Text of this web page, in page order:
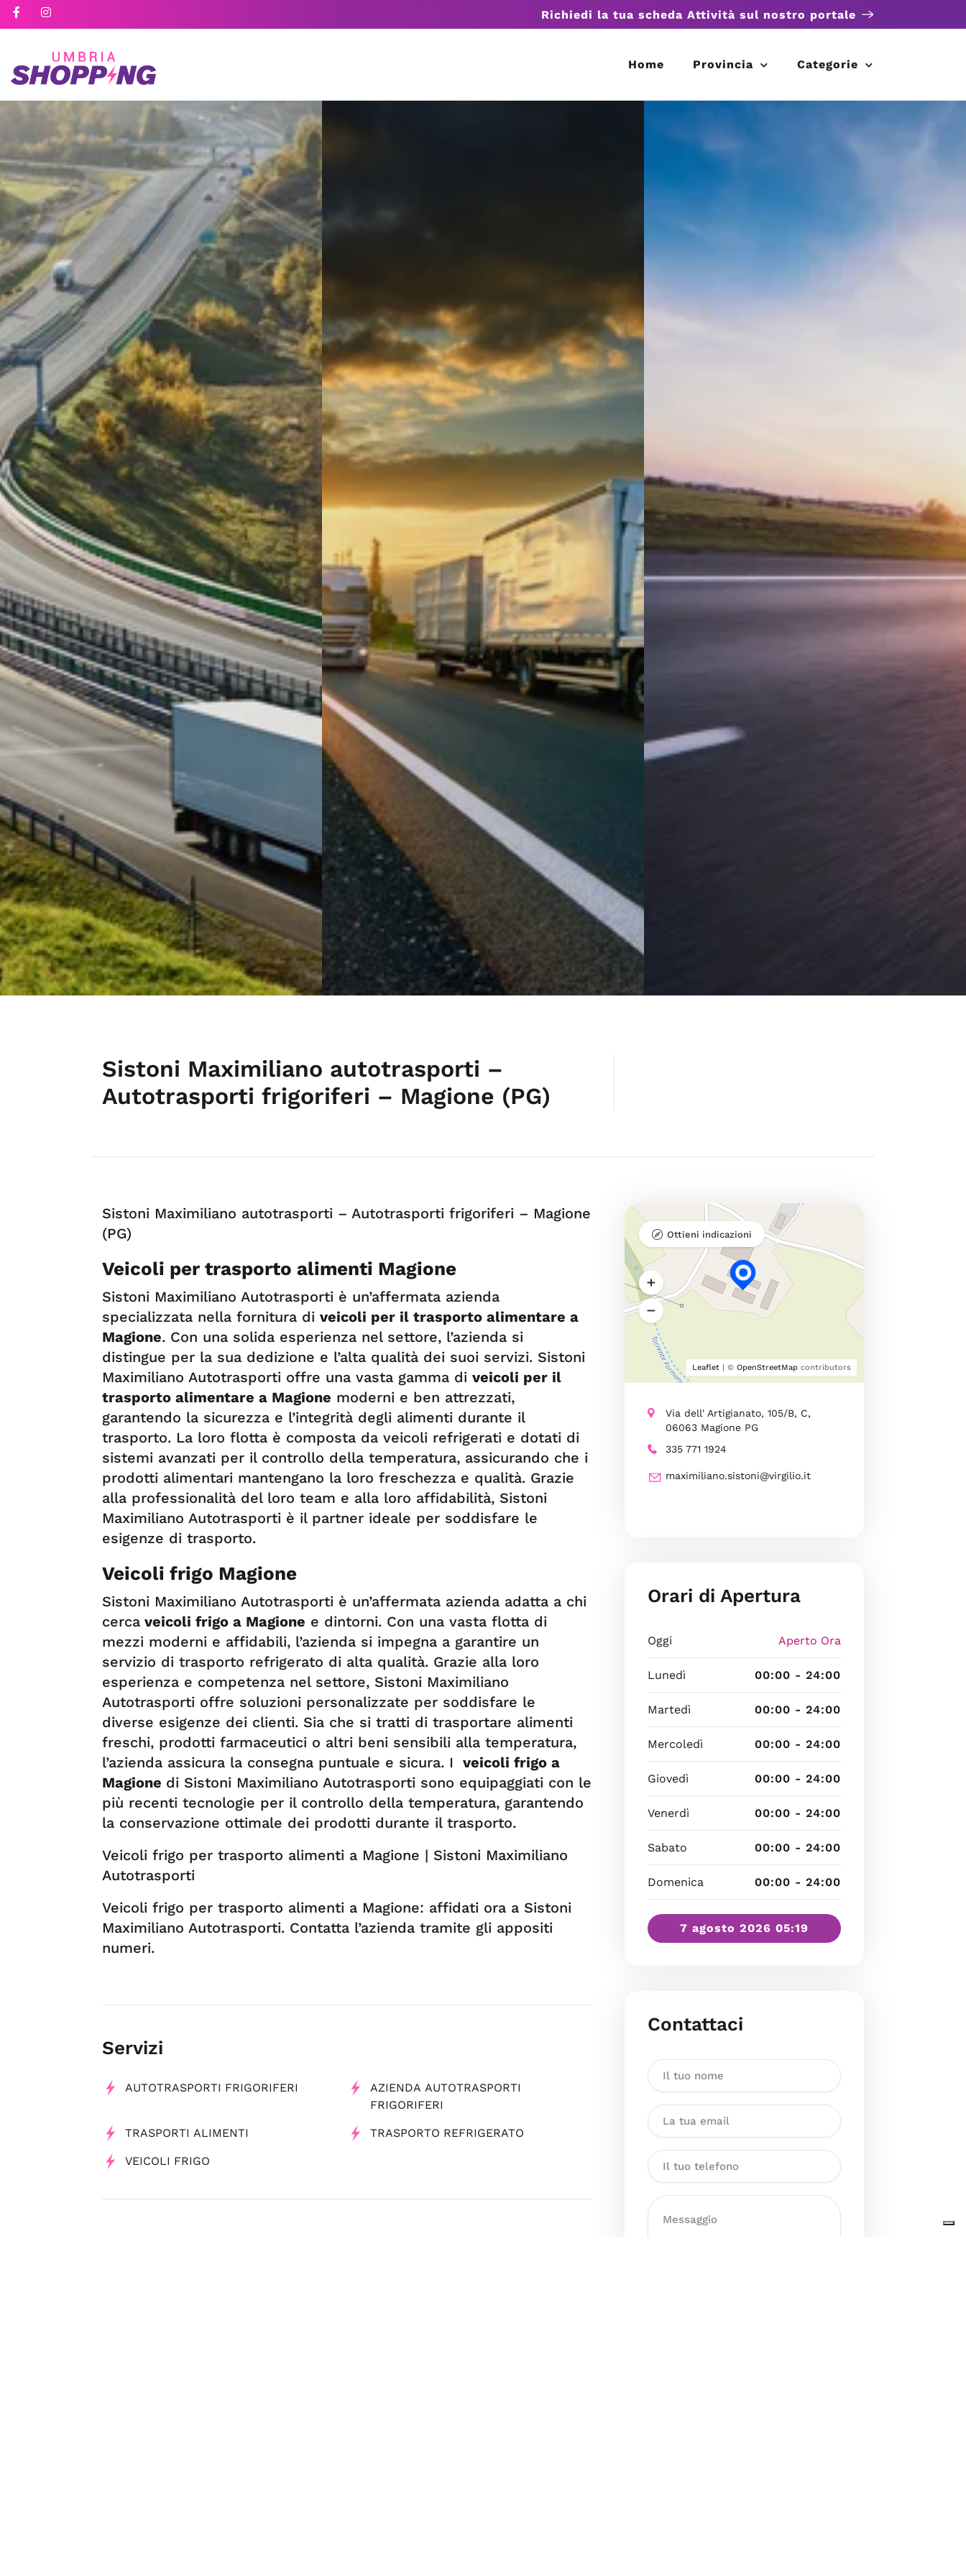
Richiedi la tua scheda Attività sul nostro portale
Home Provincia Categorie
Sistoni Maximiliano autotrasporti –
Autotrasporti frigoriferi – Magione (PG)
Sistoni Maximiliano autotrasporti – Autotrasporti frigoriferi – Magione
(PG)
Veicoli per trasporto alimenti Magione
Sistoni Maximiliano Autotrasporti è un’affermata azienda
specializzata nella fornitura di veicoli per il trasporto alimentare a
Magione. Con una solida esperienza nel settore, l’azienda si
distingue per la sua dedizione e l’alta qualità dei suoi servizi. Sistoni
Maximiliano Autotrasporti offre una vasta gamma di veicoli per il
trasporto alimentare a Magione moderni e ben attrezzati,
garantendo la sicurezza e l’integrità degli alimenti durante il
trasporto. La loro flotta è composta da veicoli refrigerati e dotati di
sistemi avanzati per il controllo della temperatura, assicurando che i
prodotti alimentari mantengano la loro freschezza e qualità. Grazie
alla professionalità del loro team e alla loro affidabilità, Sistoni
Maximiliano Autotrasporti è il partner ideale per soddisfare le
esigenze di trasporto.
Veicoli frigo Magione
Sistoni Maximiliano Autotrasporti è un’affermata azienda adatta a chi
cerca veicoli frigo a Magione e dintorni. Con una vasta flotta di
mezzi moderni e affidabili, l’azienda si impegna a garantire un
servizio di trasporto refrigerato di alta qualità. Grazie alla loro
esperienza e competenza nel settore, Sistoni Maximiliano
Autotrasporti offre soluzioni personalizzate per soddisfare le
diverse esigenze dei clienti. Sia che si tratti di trasportare alimenti
freschi, prodotti farmaceutici o altri beni sensibili alla temperatura,
l’azienda assicura la consegna puntuale e sicura. I
veicoli frigo a
Magione di Sistoni Maximiliano Autotrasporti sono equipaggiati con le
più recenti tecnologie per il controllo della temperatura, garantendo
la conservazione ottimale dei prodotti durante il trasporto.
Veicoli frigo per trasporto alimenti a Magione | Sistoni Maximiliano
Autotrasporti
Veicoli frigo per trasporto alimenti a Magione: affidati ora a Sistoni
Maximiliano Autotrasporti. Contatta l’azienda tramite gli appositi
numeri.
Servizi
AUTOTRASPORTI FRIGORIFERI
AZIENDA AUTOTRASPORTI
FRIGORIFERI
TRASPORTI ALIMENTI TRASPORTO REFRIGERATO
VEICOLI FRIGO
Leaflet| © OpenStreetMapcontributors
Ottieni indicazioni
Via dell' Artigianato, 105/B, C,
06063 Magione PG
335 771 1924
maximiliano.sistoni@virgilio.it
Orari di Apertura
Oggi Aperto Ora
Lunedì 00:00 - 24:00
Martedì 00:00 - 24:00
Mercoledì 00:00 - 24:00
Giovedì 00:00 - 24:00
Venerdì 00:00 - 24:00
Sabato 00:00 - 24:00
Domenica 00:00 - 24:00
7 agosto 2026 05:19
Contattaci